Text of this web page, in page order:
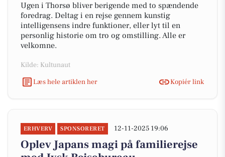
Ugen i Thorsø bliver berigende med to spændende
foredrag. Deltag i en rejse gennem kunstig
intelligensens indre funktioner, eller lyt til en
personlig historie om tro og omstilling. Alle er
velkomne.
Kilde: Kultunaut
Læs hele artiklen her
Kopiér link
ERHVERV SPONSORERET 12-11-2025 19:06
Oplev Japans magi på familierejse